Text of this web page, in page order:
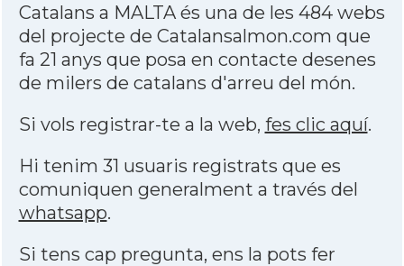
Catalans a MALTA és una de les 484 webs
del projecte de Catalansalmon.com que
fa 21 anys que posa en contacte desenes
de milers de catalans d'arreu del món.
Si vols registrar-te a la web, fes clic aquí.
Hi tenim 31 usuaris registrats que es
comuniquen generalment a través del
whatsapp.
Si tens cap pregunta, ens la pots fer